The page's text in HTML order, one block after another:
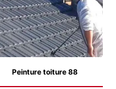
Peinture toiture 88